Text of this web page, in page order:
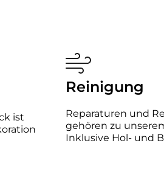
ist
Reinigung
Reparaturen und
gehören zu
Inklusive Hol- und